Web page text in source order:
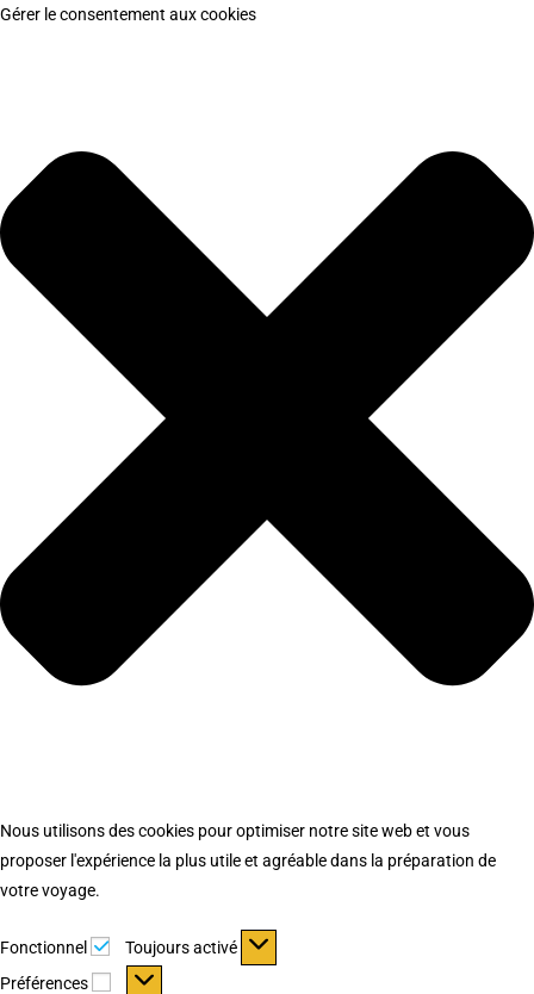
Gérer le consentement aux cookies
Nous utilisons des cookies pour optimiser notre site web et vous
proposer l'expérience la plus utile et agréable dans la préparation de
votre voyage.
Fonctionnel Fonctionnel
Toujours activé
Préférences
Préférences